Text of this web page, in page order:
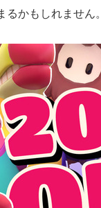
かもしれません。